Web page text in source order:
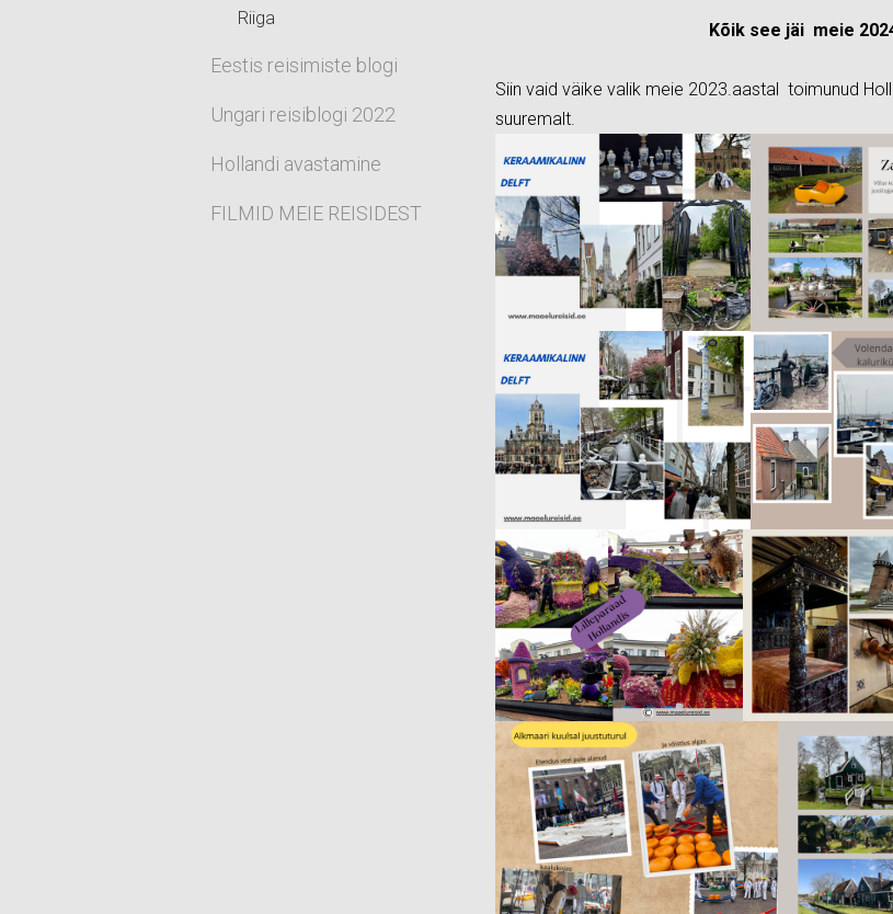
Riiga
Eestis reisimiste blogi
Ungari reisiblogi 2022
Hollandi avastamine
FILMID MEIE REISIDEST
Kõik see jäi meie
Siin vaid väike valik meie 2023.aastal toimunud
suuremalt.